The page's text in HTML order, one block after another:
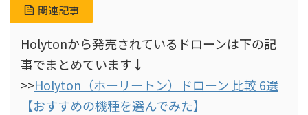
関連記事
Holytonから発売されているドローンは下の記
事でまとめています↓
>>Holyton（ホーリートン）ドローン 比較 6選
【おすすめの機種を選んでみた】